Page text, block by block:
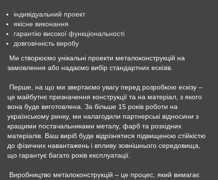
індивідуальний проект
якісне виконання
гарантію високої функціональності
довговічність виробу
Ми створюємо унікальні проекти металоконструкцій на
замовлення або надаємо вибір стандартних ескізів.
Перше, на що ми звертаємо увагу перед розробкою ескізу –
це майбутнє призначення конструкції та на матеріал, з якого
вона буде виготовлена. За більше 15 років роботи на
українському ринку, ми налагодили партнерські відносини з
кращими постачальниками металу, фарб та розхідних
матеріалів. Ваш виріб буде відрізнятися підвищеною стійкістю
до фізичних навантажень і впливу зовнішнього середовища,
що гарантує багато років експлуатації.
Виробництво металоконструкцій – це процес, який вимагає